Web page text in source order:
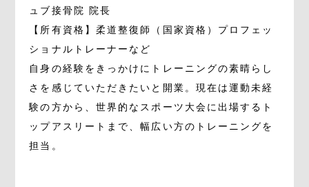
ュブ接骨院 院長
【所有資格】柔道整復師（国家資格）プロフェッ
ショナルトレーナーなど
自身の経験をきっかけにトレーニングの素晴らし
さを感じていただきたいと開業。現在は運動未経
験の方から、世界的なスポーツ大会に出場するト
ップアスリートまで、幅広い方のトレーニングを
担当。